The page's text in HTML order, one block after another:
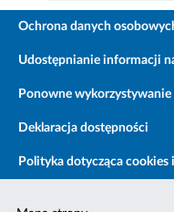
Ochrona danych
Udostępnianie informacji
Ponowne
Deklaracja dostępności
Polityka dotycząca